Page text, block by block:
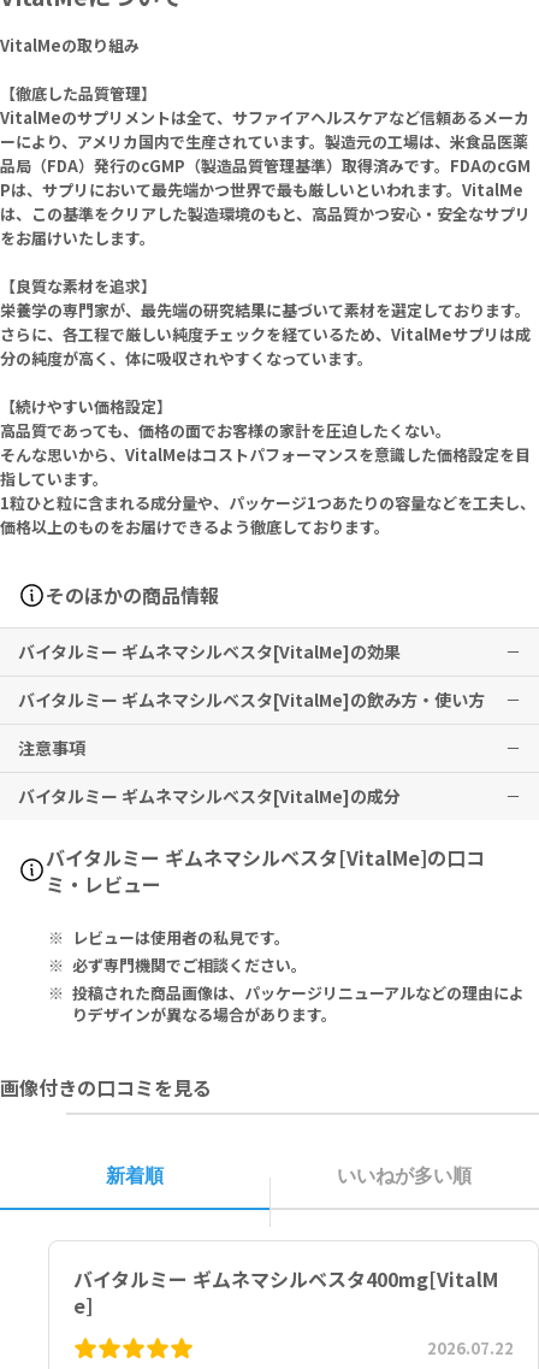
VitalMeの取り組み
【徹底した品質管理】
VitalMeのサプリメントは全て、サファイアヘルスケアなど信頼あるメーカ
ーにより、アメリカ国内で生産されています。製造元の工場は、米食品医薬
品局（FDA）発行のcGMP（製造品質管理基準）取得済みです。FDAのcGM
Pは、サプリにおいて最先端かつ世界で最も厳しいといわれます。VitalMe
は、この基準をクリアした製造環境のもと、高品質かつ安心・安全なサプリ
をお届けいたします。
【良質な素材を追求】
栄養学の専門家が、最先端の研究結果に基づいて素材を選定しております。
さらに、各工程で厳しい純度チェックを経ているため、VitalMeサプリは成
分の純度が高く、体に吸収されやすくなっています。
【続けやすい価格設定】
高品質であっても、価格の面でお客様の家計を圧迫したくない。
そんな思いから、VitalMeはコストパフォーマンスを意識した価格設定を目
指しています。
1粒ひと粒に含まれる成分量や、パッケージ1つあたりの容量などを工夫し、
価格以上のものをお届けできるよう徹底しております。
そのほかの商品情報
バイタルミー ギムネマシルベスタ[VitalMe]の効果
食生活のバランスを意識したい方や、すっきりとした毎日を目指す方
の健康的なリズムづくりをサポートします。
※有用性には個人差がありますことを予めご了承ください。
※メーカー推奨摂取期間として3ヶ月以上の継続摂取を推奨
しており
バイタルミー ギムネマシルベスタ[VitalMe]の飲み方・使い方
1日1ベジカプセルを目安にお召し上がりください。食事と同時に召し
上がることを推奨します。
注意事項
バイタルミーシリーズの製品には、植物由来成分を使用したものが多
ございます。
また、商品の製造時期により、色が多少異なる場合もありますが、品
本品は成人の方を対象としたサプリメントです。未成年の方は使用を
お控えください。
妊娠中・妊娠の可能性のある方、授乳中の方、糖尿病治療中の方、イ
ンスリン療法を含め、薬剤等で血糖コントロールを行っている方は、
室温で保管してください。
バイタルミー ギムネマシルベスタ[VitalMe]の成分
Gymnema Sylvestre Leaf (from 8:1 Extract) 400mg
es, Silicon Dioxide.
1カプセルあたり：
ギムネマシルベストレ葉（8：1エキス 由来） 400mg
イ素
バイタルミー ギムネマシルベスタ[VitalMe]の口コ
ミ・レビュー
レビューは使用者の私見です。
必ず専門機関でご相談ください。
投稿された商品画像は、パッケージリニューアルなどの理由によ
りデザインが異なる場合があります。
画像付きの口コミを見る
新着順 いいねが多い順
バイタルミー ギムネマシルベスタ400mg[VitalM
e]
2026.07.22